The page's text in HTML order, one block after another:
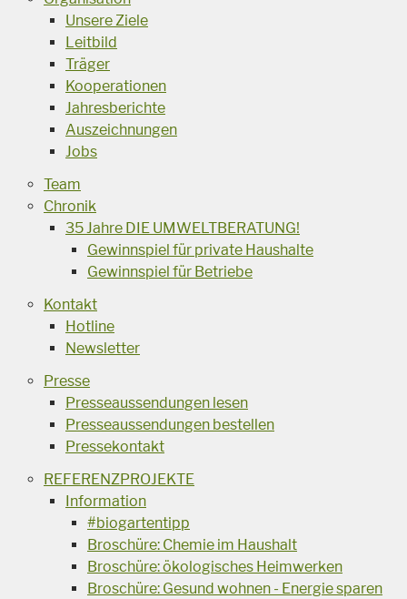
Unsere Ziele
Leitbild
Träger
Kooperationen
Jahresberichte
Auszeichnungen
Jobs
Team
Chronik
35 Jahre DIE UMWELTBERATUNG!
Gewinnspiel für private Haushalte
Gewinnspiel für Betriebe
Kontakt
Hotline
Newsletter
Presse
Presseaussendungen lesen
Presseaussendungen bestellen
Pressekontakt
REFERENZPROJEKTE
Information
#biogartentipp
Broschüre: Chemie im Haushalt
Broschüre: ökologisches Heimwerken
Broschüre: Gesund wohnen - Energie sparen